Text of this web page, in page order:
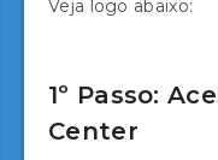
Veja logo abaixo:
1º Passo:
Center